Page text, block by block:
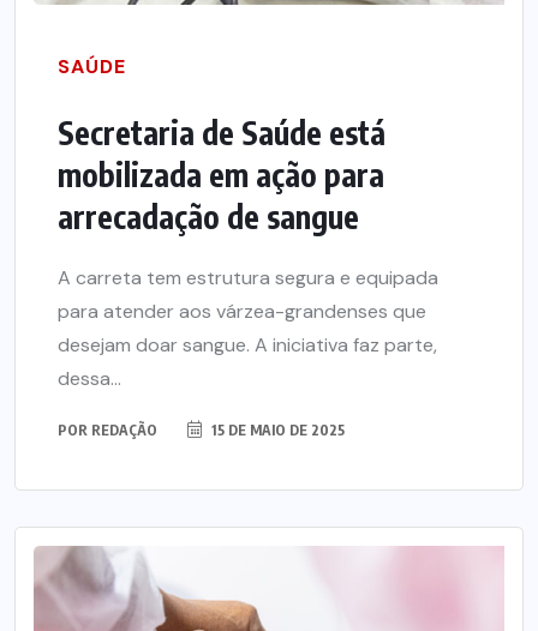
SAÚDE
Secretaria de Saúde está
mobilizada em ação para
arrecadação de sangue
A carreta tem estrutura segura e equipada
para atender aos várzea-grandenses que
desejam doar sangue. A iniciativa faz parte,
dessa...
POR REDAÇÃO 15 DE MAIO DE 2025